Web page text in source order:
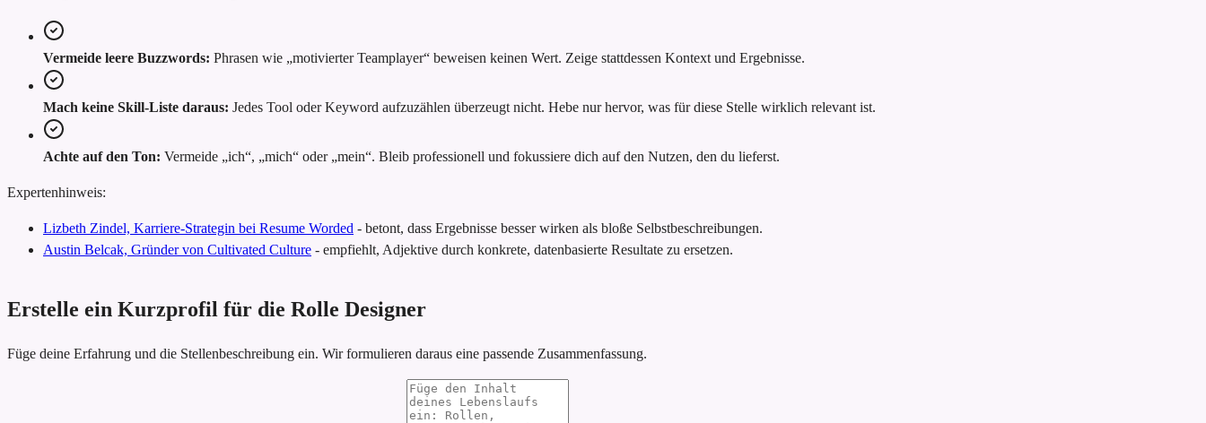
Vermeide leere Buzzwords: Phrasen wie „motivierter Teamplayer“ beweisen keinen Wert. Zeige stattdessen Kontext und Ergebnisse.
Mach keine Skill-Liste daraus: Jedes Tool oder Keyword aufzuzählen überzeugt nicht. Hebe nur hervor, was für diese Stelle wirklich relevant ist.
Achte auf den Ton: Vermeide „ich“, „mich“ oder „mein“. Bleib professionell und fokussiere dich auf den Nutzen, den du lieferst.
Expertenhinweis:
Lizbeth Zindel, Karriere-Strategin bei Resume Worded - betont, dass Ergebnisse besser wirken als bloße Selbstbeschreibungen.
Austin Belcak, Gründer von Cultivated Culture - empfiehlt, Adjektive durch konkrete, datenbasierte Resultate zu ersetzen.
Erstelle ein Kurzprofil für die Rolle Designer
Füge deine Erfahrung und die Stellenbeschreibung ein. Wir formulieren daraus eine passende Zusammenfassung.